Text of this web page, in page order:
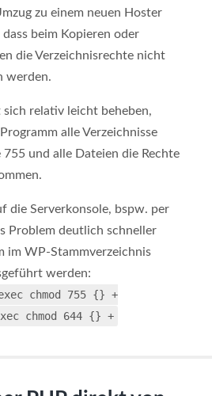
zu einem neuen Hoster
beim Kopieren oder
die Verzeichnisrechte nicht
werden.
sich relativ leicht beheben,
alle Verzeichnisse
755 und alle Dateien die Rechte
die Serverkonsole, bspw. per
Problem deutlich schneller
im WP-Stammverzeichnis
werden:
chmod 755 {} +
chmod 644 {} +